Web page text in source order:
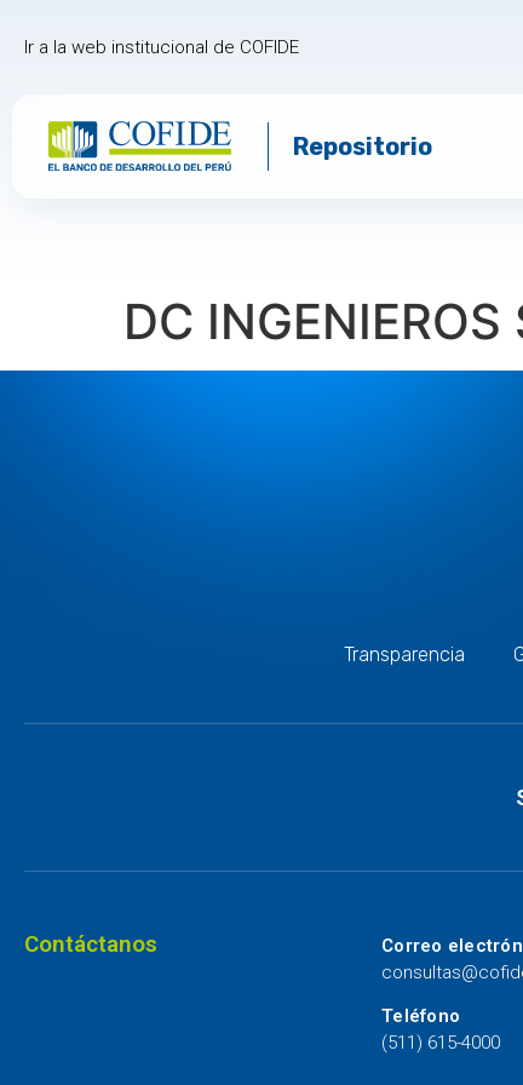
Ir a la web institucional de COFIDE
Repositorio
DC INGENIEROS
Transparencia
Contáctanos
Correo
Teléfono
(511) 615-4000